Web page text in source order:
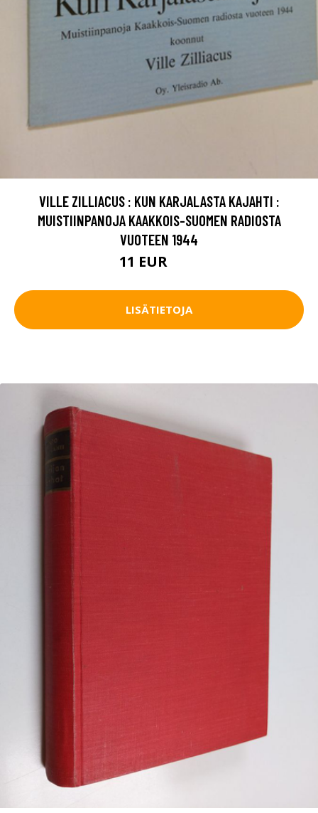
VILLE ZILLIACUS : KUN KARJALASTA KAJAHTI :
MUISTIINPANOJA KAAKKOIS-SUOMEN RADIOSTA
VUOTEEN 1944
11 EUR
LISÄTIETOJA